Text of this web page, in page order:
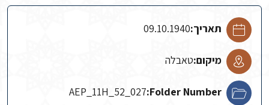
תאריך:09.10.1940
מיקום:טאבלה
Folder Number:
AEP_11H_52_027